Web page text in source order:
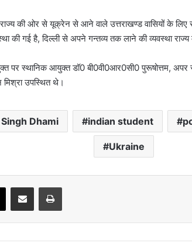
राज्य की ओर से यूक्रेन से आने वाले उत्तराखण्ड वासियों के
की गई है, दिल्ली से अपने गन्तव्य तक लाने की व्यवस्था
पर स्थानिक आयुक्त डॉ0 बी0वी0आर0सी0 पुरूषोत्तम,
मिश्रा उपस्थित थे।
Dhami indian student
Ukraine
X Share via Email Print